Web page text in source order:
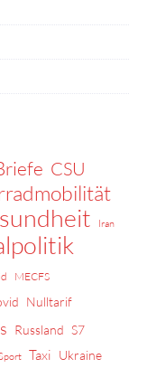
CSU
Iran
MECFS
Nulltarif
Russland S7
Taxi Ukraine